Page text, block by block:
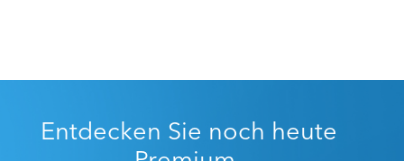
Entdecken Sie noch heute